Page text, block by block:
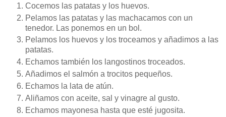
Cocemos las patatas y los huevos.
Pelamos las patatas y las machacamos con un
tenedor. Las ponemos en un bol.
Pelamos los huevos y los troceamos y añadimos a las
patatas.
Echamos también los langostinos troceados.
Añadimos el salmón a trocitos pequeños.
Echamos la lata de atún.
Aliñamos con aceite, sal y vinagre al gusto.
Echamos mayonesa hasta que esté jugosita.